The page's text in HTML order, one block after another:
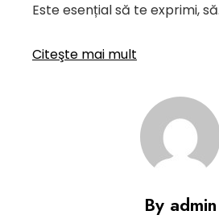
Este esențial să te exprimi,
Citeşte mai mult
By admin